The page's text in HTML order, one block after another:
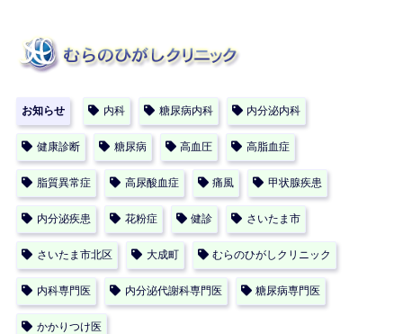
お知らせ 内科 糖尿病内科 内分泌内科
健康診断 糖尿病 高血圧 高脂血症
脂質異常症 高尿酸血症 痛風 甲状腺疾患
内分泌疾患 花粉症 健診 さいたま市
さいたま市北区 大成町 むらのひがしクリニック
内科専門医 内分泌代謝科専門医 糖尿病専門医
かかりつけ医